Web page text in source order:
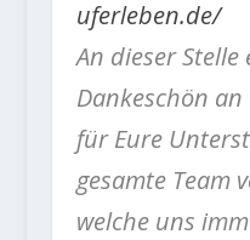
uferleben.de/
An dieser Stelle
Dankeschön
für Eure
gesamte Team
welche uns